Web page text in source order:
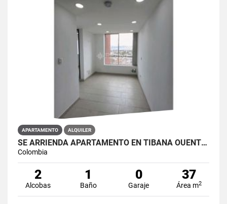
APARTAMENTO ALQUILER
SE ARRIENDA APARTAMENTO EN TIBANA OUENTE ARANDA CONJUNTO OPORTO
Colombia
2
Alcobas
1
Baño
0
Garaje
37
Área m2